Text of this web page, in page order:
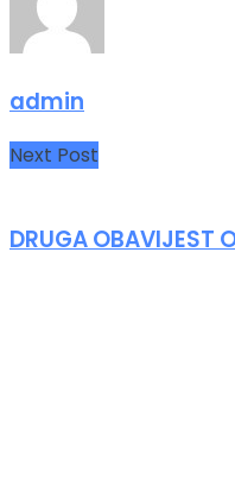
admin
Next Post
DRUGA OBAVIJEST